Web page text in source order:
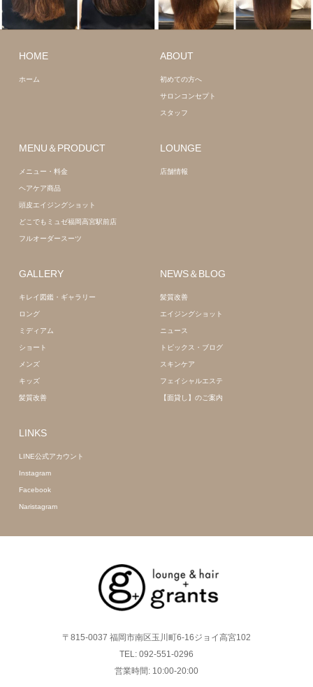
ロング 髪質
HOME
ホーム
ABOUT
初めての方へ
サロンコンセプト
スタッフ
MENU＆PRODUCT
メニュー・料金
ヘアケア商品
頭皮エイジングショット
どこでもミュゼ福岡高宮駅前店
フルオーダースーツ
LOUNGE
店舗情報
GALLERY
キレイ図鑑・ギャラリー
ロング
ミディアム
ショート
メンズ
キッズ
髪質改善
NEWS＆BLOG
髪質改善
エイジングショット
ニュース
トピックス・ブログ
スキンケア
フェイシャルエステ
【面貸し】のご案内
LINKS
LINE公式アカウント
Instagram
Facebook
Naristagram
〒815-0037 福岡市南区玉川町6-16ジョイ高宮102
TEL: 092-551-0296
営業時間: 10:00-20:00